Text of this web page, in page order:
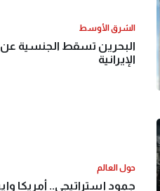
الشرق الأوسط
الإيرانية
حول العالم
جمود إستراتيجي.. أمريكا